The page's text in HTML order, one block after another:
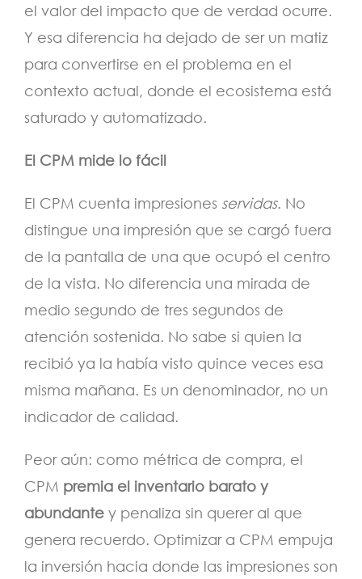
el valor del impacto que de verdad ocurre.
Y esa diferencia ha dejado de ser un matiz
para convertirse en el problema en el
contexto actual, donde el ecosistema está
saturado y automatizado.
El CPM mide lo fácil
El CPM cuenta impresiones servidas. No
distingue una impresión que se cargó fuera
de la pantalla de una que ocupó el centro
de la vista. No diferencia una mirada de
medio segundo de tres segundos de
atención sostenida. No sabe si quien la
recibió ya la había visto quince veces esa
misma mañana. Es un denominador, no un
indicador de calidad.
Peor aún: como métrica de compra, el
CPM premia el inventario barato y
abundante y penaliza sin querer al que
genera recuerdo. Optimizar a CPM empuja
la inversión hacia donde las impresiones son